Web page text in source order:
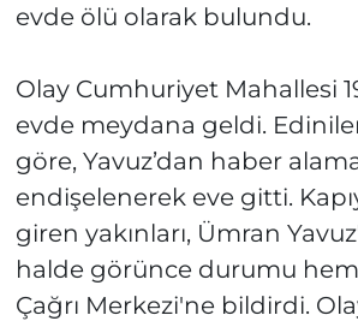
evde ölü olarak bulundu.
Olay Cumhuriyet Mahallesi
evde meydana geldi.
göre, Yavuz’dan haber
endişelenerek eve gitti.
giren yakınları, Ümran
halde görünce durumu
Çağrı Merkezi'ne bildirdi.